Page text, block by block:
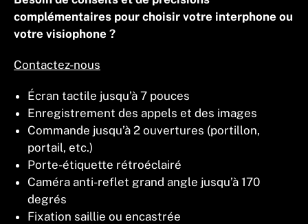
complémentaires pour choisir votre interphone ou
votre visiophone ?
Contactez-nous
Écran tactile jusqu’à 7 pouces
Enregistrement des appels et des images
Commande jusqu’à 2 ouvertures (portillon,
portail, etc.)
Porte-étiquette rétroéclairé
Caméra anti-reflet grand angle jusqu’à 170
degrés
Fixation saillie ou encastrée